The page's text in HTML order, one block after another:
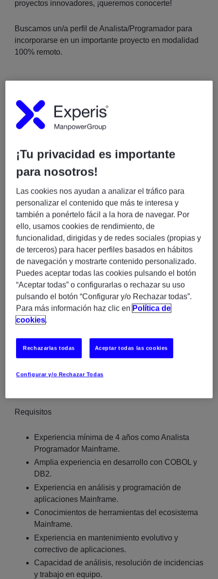
proyectos innovadores, ¡queremos conocerte!
Buscamos un/a perfil de Analista/Programador para
incorporarse en un importante proyecto en modalidad
100% remoto.
Funciones:
Análisis funcional y técnico de aplicaciones en
Desarrollo, mantenimiento correctivo y evolutivo
de aplicaciones en COBOL-DB2.
Análisis, diseño y programación de nuevos
desarrollos.
Resolución de incidencias y soporte sobre
aplicaciones en producción.
Realización de pruebas unitarias y apoyo en
pruebas integradas.
Elaboración y actualización de documentación
Colaboración con equipos multidisciplinares
dentro de un servicio AMS (Application
Management Services).
Interlocución con cliente para la toma de
requisitos y seguimiento de desarrollos (según
Requisitos
Experiencia mínima de 4 años como Analista
Programador Mainframe.
Amplia experiencia en desarrollo con COBOL y
DB2.
Experiencia en análisis y programación de
aplicaciones Mainframe.
Conocimientos de herramientas del ecosistema
Mainframe.
Experiencia en mantenimiento evolutivo y
correctivo de aplicaciones.
Capacidad de análisis, resolución de incidencias
y trabajo en equipo.
¡Tu privacidad es importante
para nosotros!
Las cookies nos ayudan a analizar el tráfico para
personalizar el contenido que más te interesa y
también a ponértelo fácil a la hora de navegar. Por
ello, usamos cookies de rendimiento, de
funcionalidad, dirigidas y de redes sociales (propias y
de terceros) para hacer perfiles basados en hábitos
de navegación y mostrarte contenido personalizado.
Puedes aceptar todas las cookies pulsando el botón
“Aceptar todas” o configurarlas o rechazar su uso
pulsando el botón “Configurar y/o Rechazar todas”.
Para más información haz clic en Política de
cookies.
Configurar y/o Rechazar Todas
Rechazarlas todas Aceptar todas las cookies